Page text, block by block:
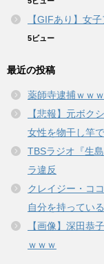
【GIFあり】女
5ビュー
最近の投稿
薬師寺逮捕ｗｗ
【悲報】元ボク
女性を物干し竿
TBSラジオ『生
ラ違反
クレイジー・コ
自分を持っている
【画像】深田恭
ｗｗｗ